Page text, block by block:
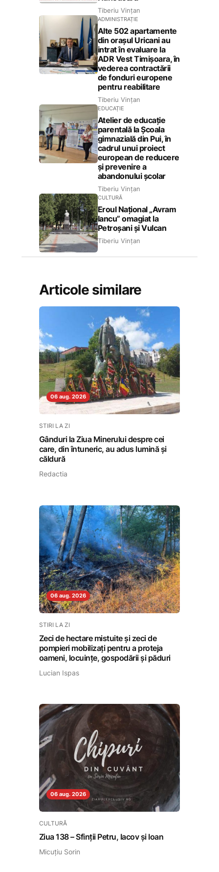
Tiberiu Vințan
ADMINISTRAȚIE
Alte 502 apartamente
din orașul Uricani au
intrat în evaluare la
ADR Vest Timișoara, în
vederea contractării
de fonduri europene
pentru reabilitare
Tiberiu Vințan
EDUCAȚIE
Atelier de educație
parentală la Școala
gimnazială din Pui, în
cadrul unui proiect
european de reducere
și prevenire a
abandonului școlar
Tiberiu Vințan
CULTURĂ
Eroul Național „Avram
Iancu” omagiat la
Petroșani și Vulcan
Tiberiu Vințan
Articole similare
06 aug. 2026
STIRI LA ZI
Gânduri la Ziua Minerului despre cei
care, din întuneric, au adus lumină și
căldură
Redactia
06 aug. 2026
STIRI LA ZI
Zeci de hectare mistuite și zeci de
pompieri mobilizați pentru a proteja
oameni, locuințe, gospodării și păduri
Lucian Ispas
06 aug. 2026
CULTURĂ
Ziua 138 – Sfinții Petru, Iacov și Ioan
Micuțiu Sorin